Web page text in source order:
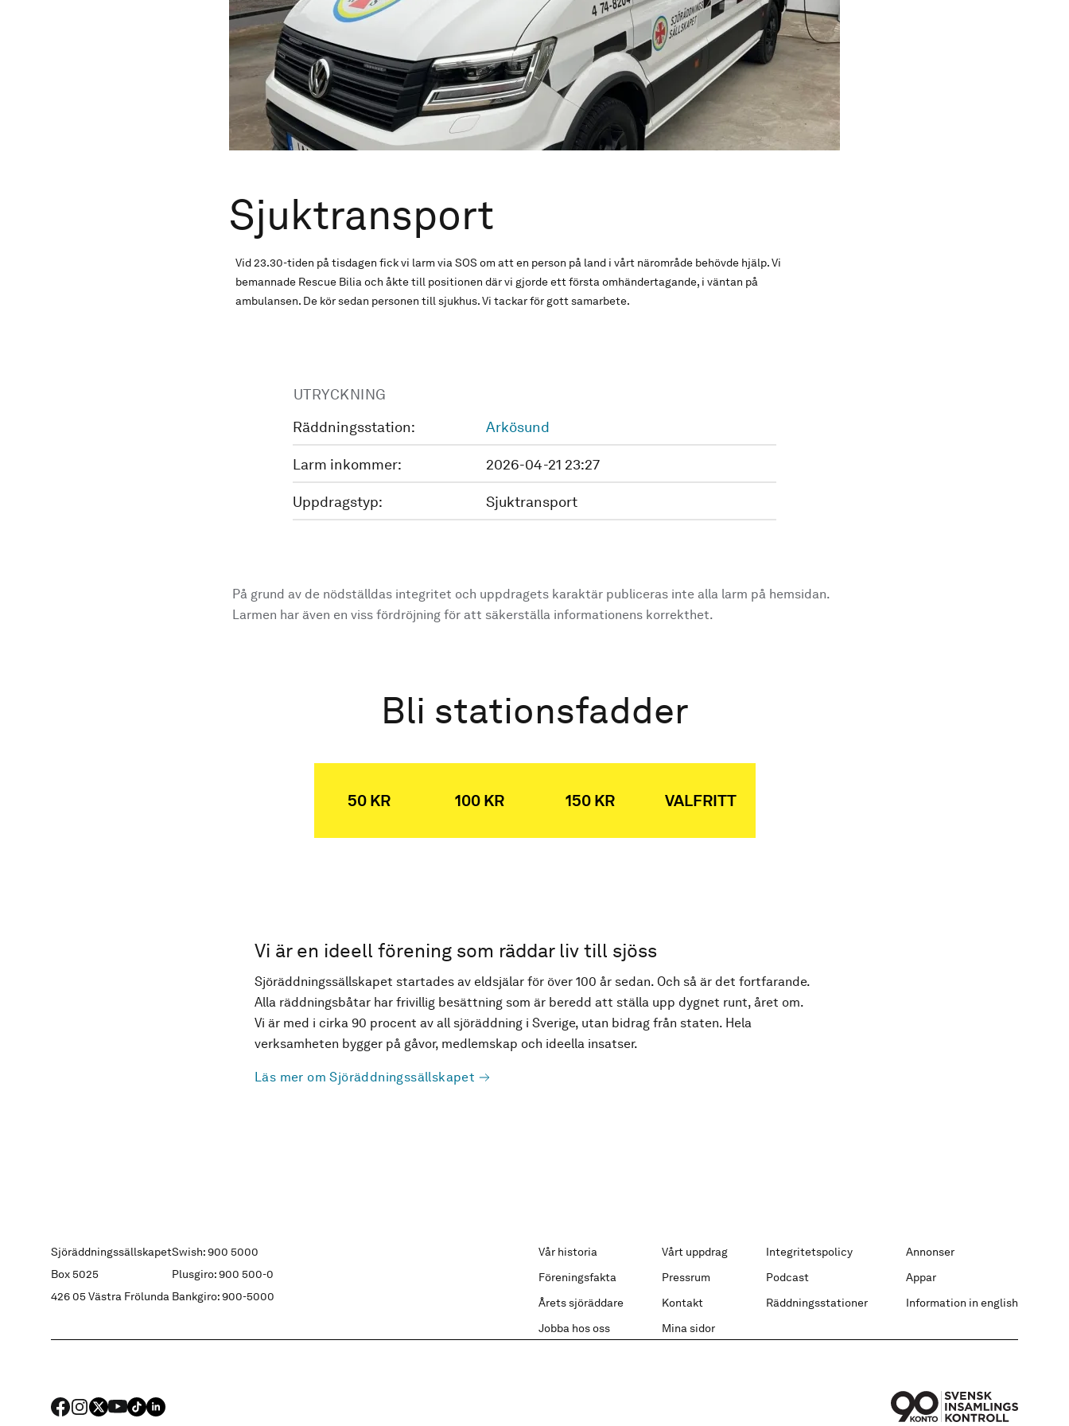
Sjuktransport
Vid 23.30-tiden på tisdagen fick vi larm via SOS om att en person på land i vårt närområde behövde hjälp. Vi
bemannade Rescue Bilia och åkte till positionen där vi gjorde ett första omhändertagande, i väntan på
ambulansen. De kör sedan personen till sjukhus. Vi tackar för gott samarbete.
UTRYCKNING
Räddningsstation:
Arkösund
Larm inkommer: 2026-04-21 23:27
Uppdragstyp: Sjuktransport
På grund av de nödställdas integritet och uppdragets karaktär publiceras inte alla larm på hemsidan.
Larmen har även en viss fördröjning för att säkerställa informationens korrekthet.
Bli stationsfadder
50 KR 100 KR 150 KR VALFRITT
Vi är en ideell förening som räddar liv till sjöss
Sjöräddningssällskapet startades av eldsjälar för över 100 år sedan. Och så är det fortfarande.
Alla räddningsbåtar har frivillig besättning som är beredd att ställa upp dygnet runt, året om.
Vi är med i cirka 90 procent av all sjöräddning i Sverige, utan bidrag från staten. Hela
verksamheten bygger på gåvor, medlemskap och ideella insatser.
Läs mer om Sjöräddningssällskapet
Sjöräddningssällskapet
Box 5025
426 05 Västra Frölunda
Swish: 900 5000
Plusgiro: 900 500-0
Bankgiro: 900-5000
Vår historia Vårt uppdrag Integritetspolicy
Annonser
Föreningsfakta
Pressrum Podcast
Appar
Årets sjöräddare
Kontakt Räddningsstationer
Information in english
Jobba hos oss
Mina sidor
FACEBOOK
Instagram
X YouTube
TIKTOKLINKED IN